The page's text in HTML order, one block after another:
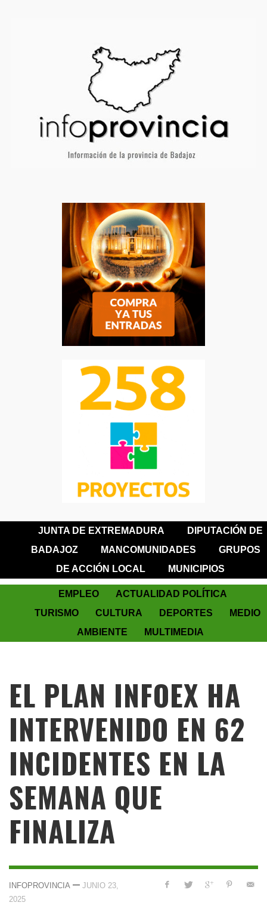
JUNTA DE EXTREMADURA
DIPUTACIÓN DE
BADAJOZ
MANCOMUNIDADES
GRUPOS
DE ACCIÓN LOCAL
MUNICIPIOS
EMPLEO
ACTUALIDAD POLÍTICA
TURISMO
CULTURA DEPORTES
MEDIO
AMBIENTE
MULTIMEDIA
EL PLAN INFOEX HA
INTERVENIDO EN 62
INCIDENTES EN LA
SEMANA QUE
FINALIZA
INFOPROVINCIA — JUNIO 23,
2025